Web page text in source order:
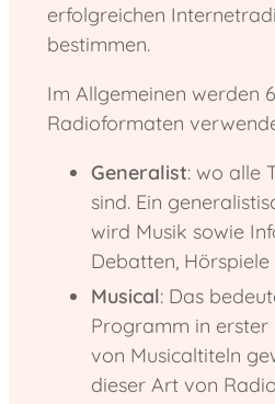
erfolgreichen
bestimmen.
Im Allgemeinen werden
Radioformaten
Generalist: wo alle
sind. Ein
wird Musik sowie
Debatten, Hörspiele
Musical: Das
Programm in
von Musicaltiteln
dieser Art von